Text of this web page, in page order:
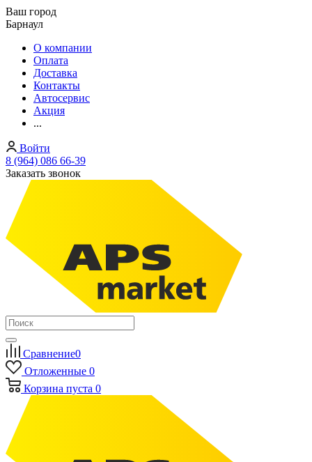
Ваш город
Барнаул
О компании
Оплата
Доставка
Контакты
Автосервис
Акция
...
Войти
8 (964) 086 66-39
Заказать звонок
Сравнение0
Отложенные 0
Корзина пуста 0